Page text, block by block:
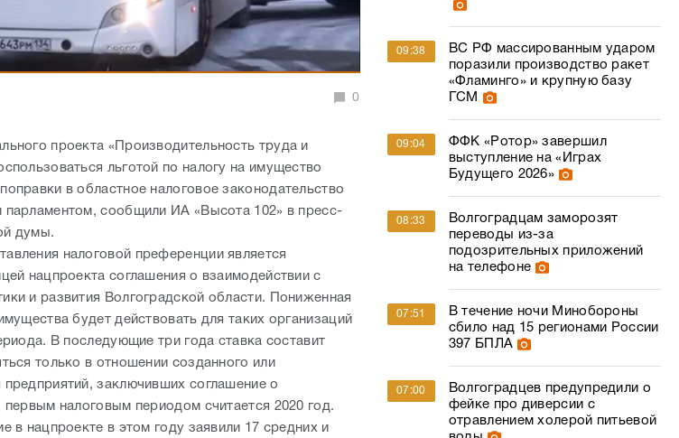
0
проекта «Производительность труда и
льготой по налогу на имущество
в областное налоговое законодательство
парламентом, сообщили ИА «Высота 102» в пресс-
думы.
налоговой преференции является
нацпроекта соглашения о взаимодействии с
и развития Волгоградской области. Пониженная
будет действовать для таких организаций
В последующие три года ставка составит
только в отношении созданного или
заключивших соглашение о
первым налоговым периодом считается 2020 год.
в нацпроекте в этом году заявили 17 средних и
09:38
ВС РФ массированным ударом
поразили производство ракет
«Фламинго» и крупную базу
ГСМ
09:04
ФФК «Ротор» завершил
выступление на «Играх
Будущего 2026»
08:33
Волгоградцам заморозят
переводы из-за
подозрительных приложений
на телефоне
07:51
В течение ночи Минобороны
сбило над 15 регионами России
397 БПЛА
07:00
Волгоградцев предупредили о
фейке про диверсии с
отравлением холерой питьевой